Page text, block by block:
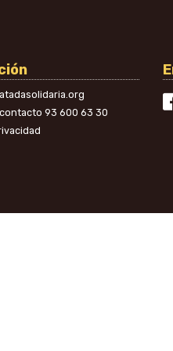
93 600 63 30